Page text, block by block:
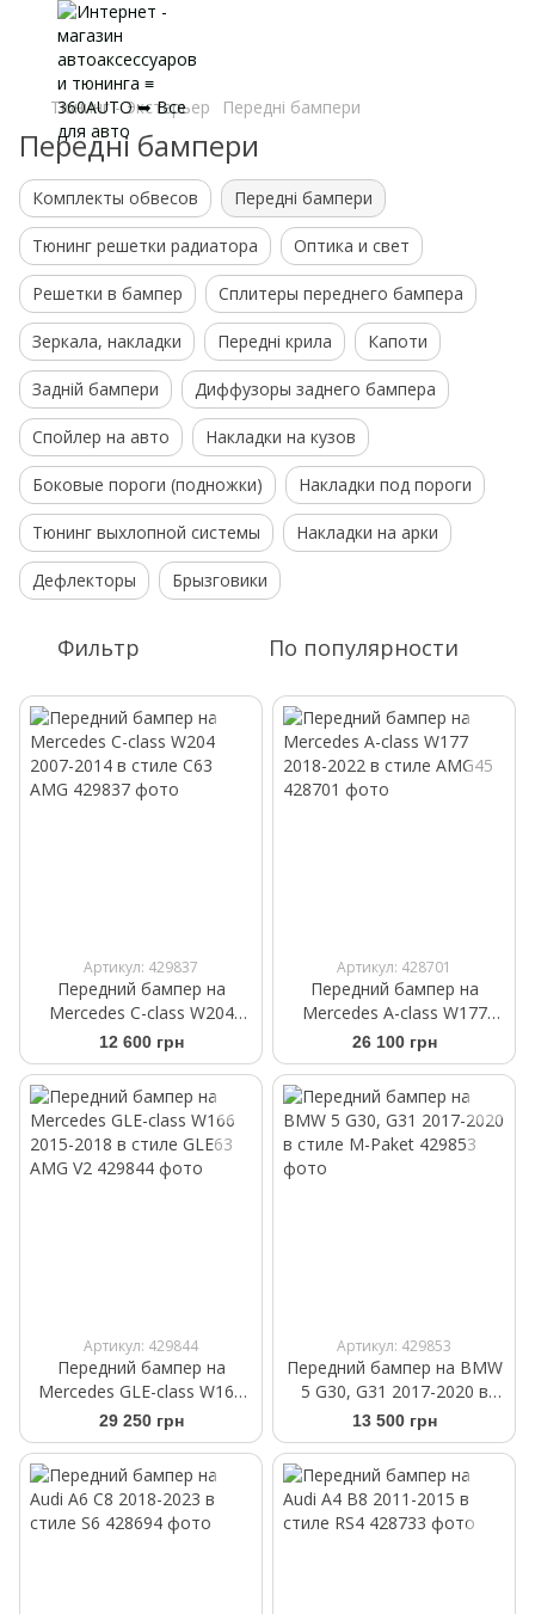
Тюнинг - Экстерьер Передні бампери
Передні бампери
Комплекты обвесов Передні бампери
Тюнинг решетки радиатора Оптика и свет
Решетки в бампер Сплитеры переднего бампера
Зеркала, накладки Передні крила Капоти
Задній бампери Диффузоры заднего бампера
Спойлер на авто Накладки на кузов
Боковые пороги (подножки) Накладки под пороги
Тюнинг выхлопной системы Накладки на арки
Дефлекторы Брызговики
Фильтр По популярности
Артикул: 429837
Передний бампер на
Mercedes C-class W204
2007-2014 в стиле C63
AMG
12 600 грн
Артикул: 428701
Передний бампер на
Mercedes A-class W177
2018-2022 в стиле AMG45
26 100 грн
Артикул: 429844
Передний бампер на
Mercedes GLE-class W166
2015-2018 в стиле GLE63
AMG V2
29 250 грн
Артикул: 429853
Передний бампер на BMW
5 G30, G31 2017-2020 в
стиле M-Paket
13 500 грн